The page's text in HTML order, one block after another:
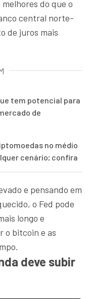
do que o
central norte-
de juros mais
tem potencial para
de
no médio
cenário; confira
e pensando em
o Fed pode
longo e
o bitcoin e as
deve subir